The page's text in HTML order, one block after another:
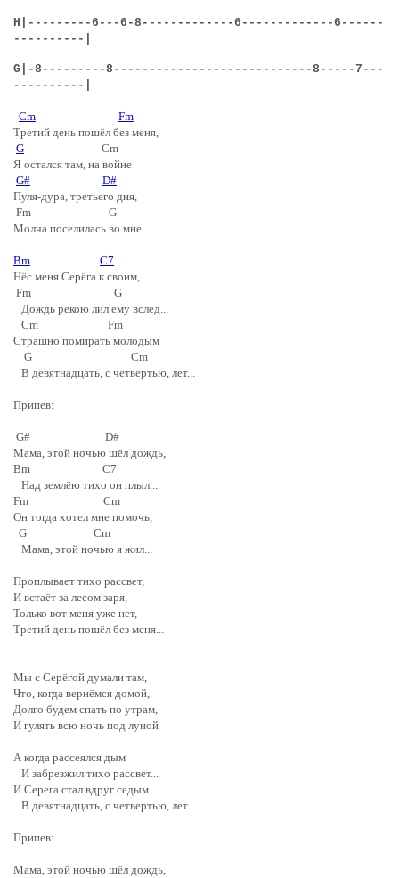
H|---------6---6-8-------------6-------------6------
----------|
G|-8---------8----------------------------8-----7---
----------|
Cm
Fm
Третий день пошёл без меня,
G Cm
Я остался там, на войне
G#
D#
Пуля-дура, третьего дня,
Fm G
Молча поселилась во мне
Bm
C7
Нёс меня Серёга к своим,
Fm G
Дождь рекою лил ему вслед...
Cm Fm
Страшно помирать молодым
G Cm
В девятнадцать, с четвертью, лет...
Припев:
G# D#
Мама, этой ночью шёл дождь,
Bm C7
Над землёю тихо он плыл...
Fm Cm
Он тогда хотел мне помочь,
G Cm
Мама, этой ночью я жил...
Проплывает тихо рассвет,
И встаёт за лесом заря,
Только вот меня уже нет,
Третий день пошёл без меня...
Мы с Серёгой думали там,
Что, когда вернёмся домой,
Долго будем спать по утрам,
И гулять всю ночь под луной
А когда рассеялся дым
И забрезжил тихо рассвет...
И Серега стал вдруг седым
В девятнадцать, с четвертью, лет...
Припев:
Мама, этой ночью шёл дождь,